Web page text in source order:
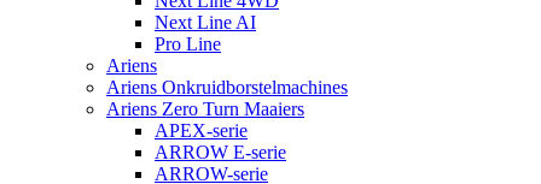
Next Line AI
Pro Line
Ariens
Ariens Onkruidborstelmachines
Ariens Zero Turn Maaiers
APEX-serie
ARROW E-serie
ARROW-serie